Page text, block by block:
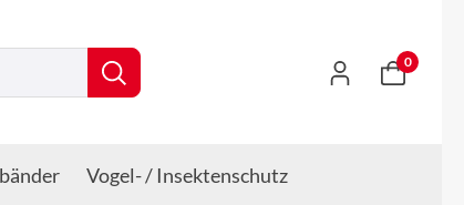
0
Vogel- / Insektenschutz